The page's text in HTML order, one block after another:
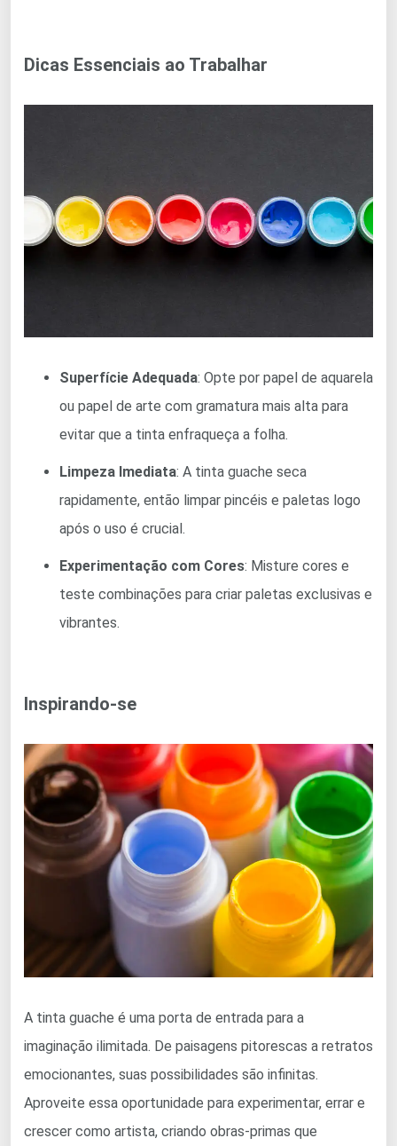
Dicas Essenciais ao Trabalhar
Superfície Adequada: Opte por papel de aquarela
ou papel de arte com gramatura mais alta para
evitar que a tinta enfraqueça a folha.
Limpeza Imediata: A tinta guache seca
rapidamente, então limpar pincéis e paletas logo
após o uso é crucial.
Experimentação com Cores: Misture cores e
teste combinações para criar paletas exclusivas e
vibrantes.
Inspirando-se
A tinta guache é uma porta de entrada para a
imaginação ilimitada. De paisagens pitorescas a retratos
emocionantes, suas possibilidades são infinitas.
Aproveite essa oportunidade para experimentar, errar e
crescer como artista, criando obras-primas que